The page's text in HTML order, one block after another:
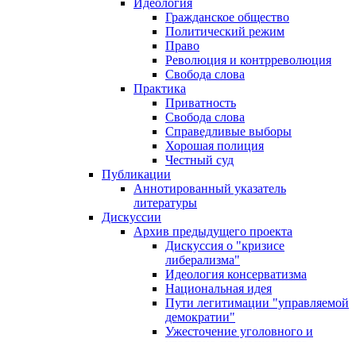
Идеология
Гражданское общество
Политический режим
Право
Революция и контрреволюция
Свобода слова
Практика
Приватность
Свобода слова
Справедливые выборы
Хорошая полиция
Честный суд
Публикации
Аннотированный указатель
литературы
Дискуссии
Архив предыдущего проекта
Дискуссия о "кризисе
либерализма"
Идеология консерватизма
Национальная идея
Пути легитимации "управляемой
демократии"
Ужесточение уголовного и